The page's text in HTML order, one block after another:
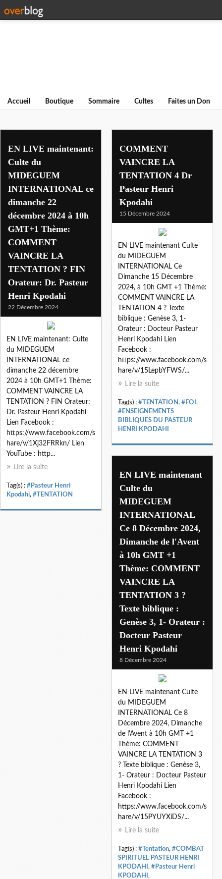
Accueil Boutique Sommaire Cultes Faites un Don
tentation
EN LIVE maintenant:
Culte du
MIDEGUEM
INTERNATIONAL ce
dimanche 22
décembre 2024 à 10h
GMT+1 Thème:
COMMENT
VAINCRE LA
TENTATION ? FIN
Orateur: Dr. Pasteur
Henri Kpodahi
22 Décembre 2024
EN LIVE maintenant: Culte
du MIDEGUEM
INTERNATIONAL ce
dimanche 22 décembre
2024 à 10h GMT+1 Thème:
COMMENT VAINCRE LA
TENTATION ? FIN Orateur:
Dr. Pasteur Henri Kpodahi
Lien Facebook :
https://www.facebook.com/s
hare/v/1Xj32FRRkn/ Lien
YouTube : http...
Lire la suite
Tag(s) : #Pasteur Henri
Kpodahi, #TENTATION
COMMENT
VAINCRE LA
TENTATION 4 Dr
Pasteur Henri
Kpodahi
15 Décembre 2024
EN LIVE maintenant Culte
du MIDEGUEM
INTERNATIONAL Ce
Dimanche 15 Décembre
2024, à 10h GMT +1 Thème:
COMMENT VAINCRE LA
TENTATION 4 ? Texte
biblique : Genèse 3, 1-
Orateur : Docteur Pasteur
Henri Kpodahi Lien
Facebook :
https://www.facebook.com/s
hare/v/15LepbYFWS/...
Lire la suite
Tag(s) : #TENTATION, #FOI ,
#ENSEIGNEMENTS
BIBLIQUES DU PASTEUR
HENRI KPODAHI
EN LIVE maintenant
Culte du
MIDEGUEM
INTERNATIONAL
Ce 8 Décembre 2024,
Dimanche de l'Avent
à 10h GMT +1
Thème: COMMENT
VAINCRE LA
TENTATION 3 ?
Texte biblique :
Genèse 3, 1- Orateur :
Docteur Pasteur
Henri Kpodahi
8 Décembre 2024
EN LIVE maintenant Culte
du MIDEGUEM
INTERNATIONAL Ce 8
Décembre 2024, Dimanche
de l'Avent à 10h GMT +1
Thème: COMMENT
VAINCRE LA TENTATION 3
? Texte biblique : Genèse 3,
1- Orateur : Docteur Pasteur
Henri Kpodahi Lien
Facebook :
https://www.facebook.com/s
hare/v/15PYUYXiDS/...
Lire la suite
Tag(s) : #Tentation, #COMBAT
SPIRITUEL PASTEUR HENRI
KPODAHI , #Pasteur Henri
KPODAHI ,